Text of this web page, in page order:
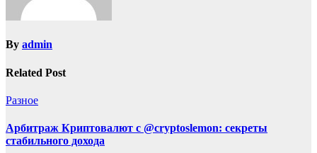
By admin
Related Post
Разное
Арбитраж Криптовалют с @cryptoslemon: секреты
стабильного дохода